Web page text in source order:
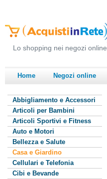
Lo shopping nei negozi online
Home Negozi online
Abbigliamento e Accessori
Articoli per Bambini
Articoli Sportivi e Fitness
Auto e Motori
Bellezza e Salute
Casa e Giardino
Cellulari e Telefonia
Cibi e Bevande